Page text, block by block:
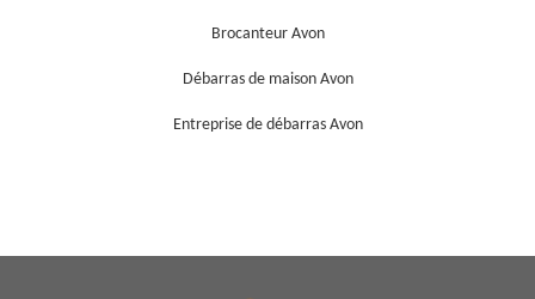
Brocanteur Avon
Débarras de maison Avon
Entreprise de débarras Avon